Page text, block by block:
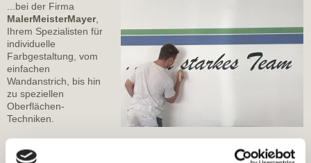
...bei der Firma
MalerMeisterMayer,
Ihrem Spezialisten für
individuelle
Farbgestaltung, vom
einfachen
Wandanstrich, bis hin
zu speziellen
Oberflächen-
Techniken.
Gemeinsam mit Ihnen finden wir die perfekte Komposition für ihr
vollendetes Wohnambiente.